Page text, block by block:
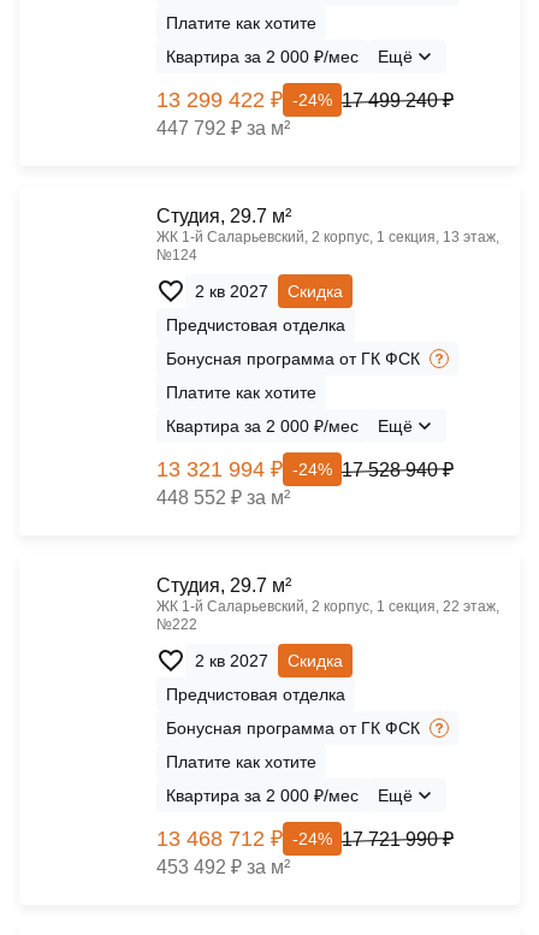
Платите как хотите
Квартира за 2 000 ₽/мес
Ещё
13 299 422 ₽ -24% 17 499 240 ₽
447 792 ₽ за м²
Cтудия, 29.7 м²
ЖК 1‑й Саларьевский, 2 корпус, 1 секция, 13 этаж,
№124
2 кв 2027
Скидка
Предчистовая отделка
Бонусная программа от ГК ФСК
Платите как хотите
Квартира за 2 000 ₽/мес
Ещё
13 321 994 ₽ -24% 17 528 940 ₽
448 552 ₽ за м²
Cтудия, 29.7 м²
ЖК 1‑й Саларьевский, 2 корпус, 1 секция, 22 этаж,
№222
2 кв 2027
Скидка
Предчистовая отделка
Бонусная программа от ГК ФСК
Платите как хотите
Квартира за 2 000 ₽/мес
Ещё
13 468 712 ₽ -24% 17 721 990 ₽
453 492 ₽ за м²